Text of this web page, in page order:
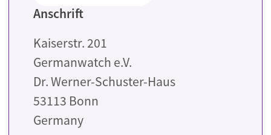
Anschrift
Kaiserstr. 201
Germanwatch e.V.
Dr. Werner-Schuster-Haus
53113 Bonn
Germany